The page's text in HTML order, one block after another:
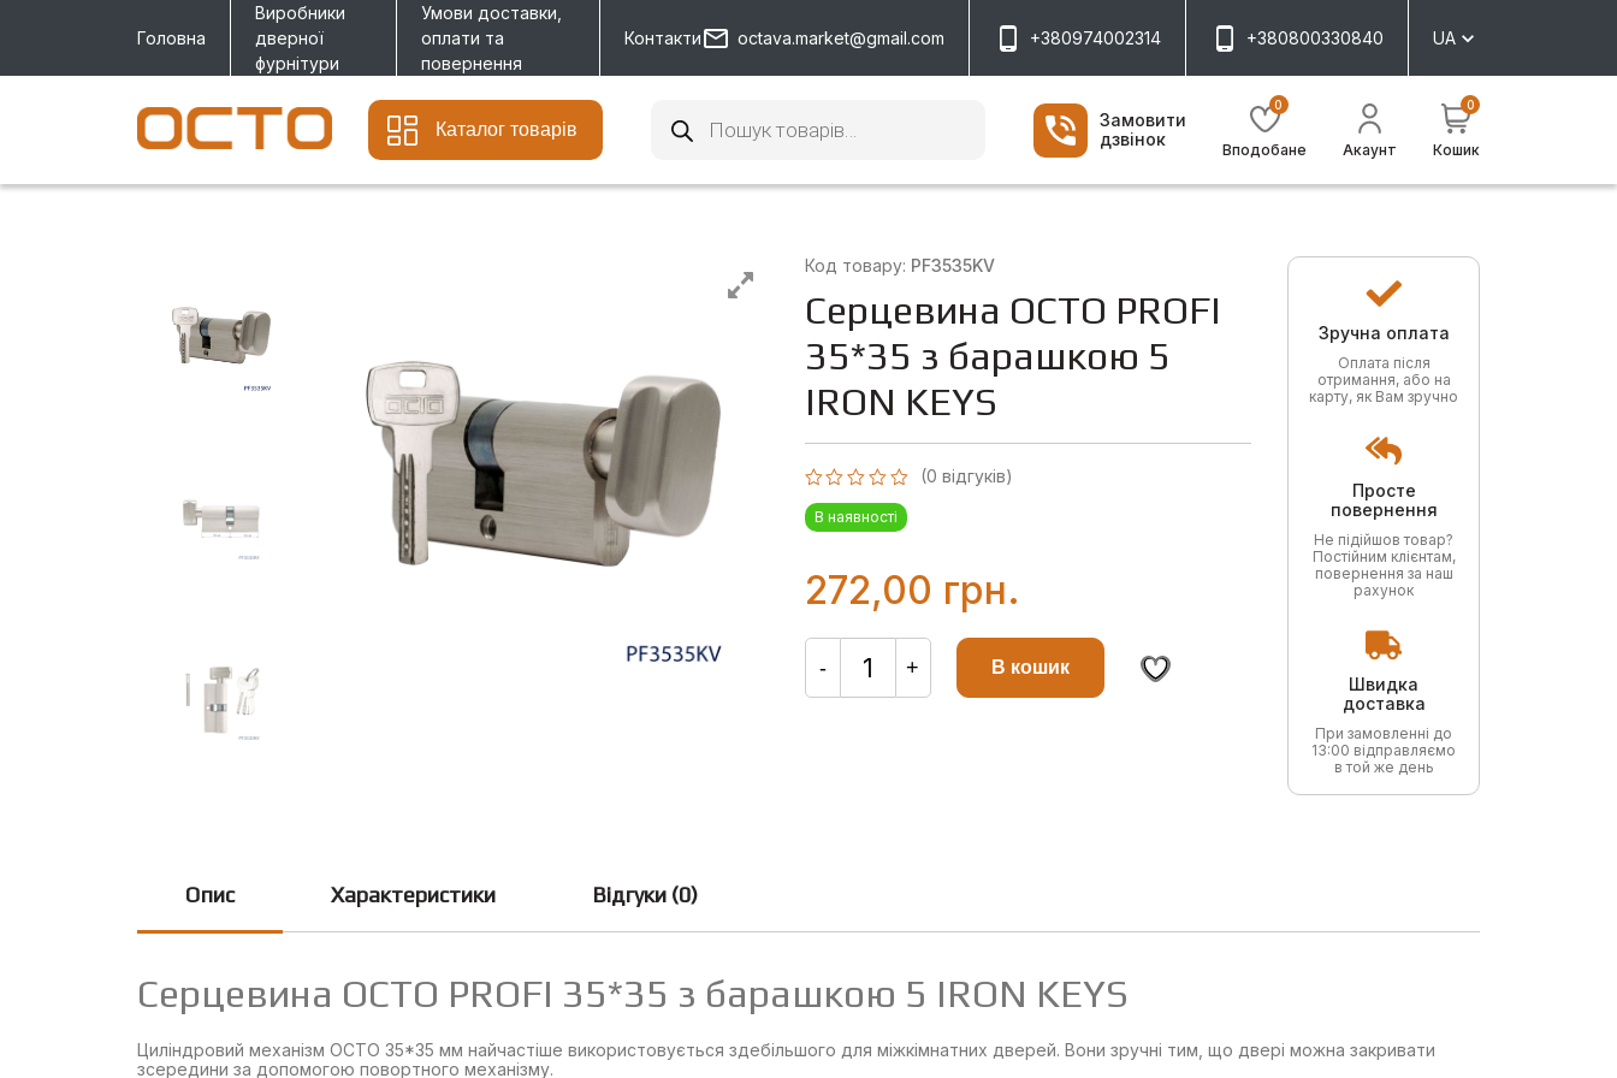
Головна
Виробники
дверної
фурнітури
Умови доставки,
оплати та
повернення
Контакти octava.market@gmail.com +380974002314 +380800330840 UA
Каталог товарів
товарів
Замовити
дзвінок
0
Вподобане Акаунт
0
Кошик
Код товару: PF3535KV
Серцевина OCTO PROFI
35*35 з барашкою 5
IRON KEYS
Оцінено
в
0
(0 відгуків)
В наявності
272,00 грн.
-
Серцевина
OCTO
PROFI
35*35
+ В кошик
Зручна оплата
Оплата після
отримання, або на
карту, як Вам зручно
Просте
повернення
Не підійшов товар?
Постійним клієнтам,
повернення за наш
рахунок
Швидка
доставка
При замовленні до
13:00 відправляємо
в той же день
Опис Характеристики Відгуки (0)
Серцевина OCTO PROFI 35*35 з барашкою 5 IRON KEYS
Циліндровий механізм OCTO 35*35 мм найчастіше використовується здебільшого для міжкімнатних дверей. Вони зручні тим, що двері можна закривати
зсередини за допомогою повортного механізму.